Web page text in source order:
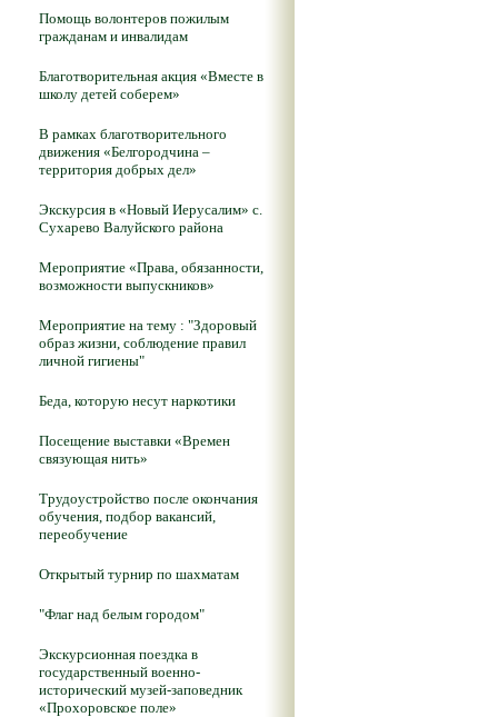
Помощь волонтеров пожилым
гражданам и инвалидам
Благотворительная акция «Вместе в
школу детей соберем»
В рамках благотворительного
движения «Белгородчина –
территория добрых дел»
Экскурсия в «Новый Иерусалим» с.
Сухарево Валуйского района
Мероприятие «Права, обязанности,
возможности выпускников»
Мероприятие на тему : "Здоровый
образ жизни, соблюдение правил
личной гигиены"
Беда, которую несут наркотики
Посещение выставки «Времен
связующая нить»
Трудоустройство после окончания
обучения, подбор вакансий,
переобучение
Открытый турнир по шахматам
"Флаг над белым городом"
Экскурсионная поездка в
государственный военно-
исторический музей-заповедник
«Прохоровское поле»